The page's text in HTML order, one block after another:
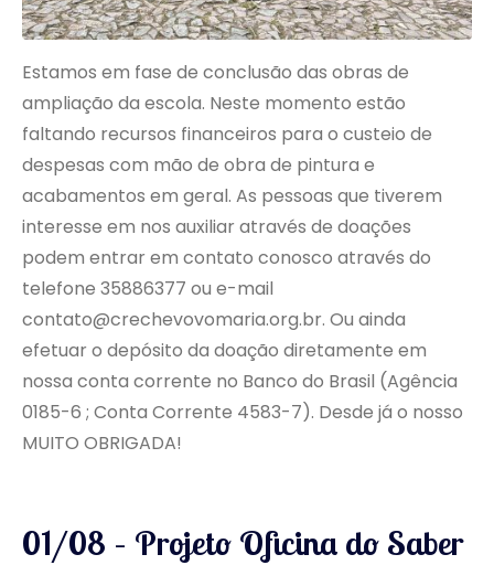
Estamos em fase de conclusão das obras de
ampliação da escola. Neste momento estão
faltando recursos financeiros para o custeio de
despesas com mão de obra de pintura e
acabamentos em geral. As pessoas que tiverem
interesse em nos auxiliar através de doações
podem entrar em contato conosco através do
telefone 35886377 ou e-mail
contato@crechevovomaria.org.br. Ou ainda
efetuar o depósito da doação diretamente em
nossa conta corrente no Banco do Brasil (Agência
0185-6 ; Conta Corrente 4583-7). Desde já o nosso
MUITO OBRIGADA!
01/08 – Projeto Oficina do Saber